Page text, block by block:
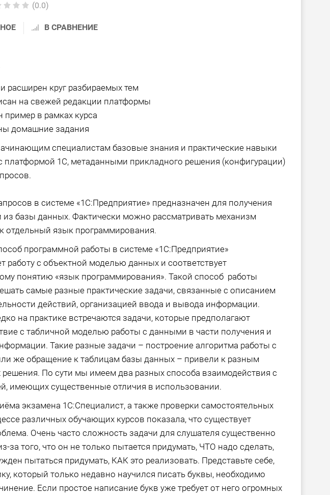
(0.0)
В СРАВНЕНИЕ
расширен круг разбираемых тем
на свежей редакции платформы
пример в рамках курса
домашние задания
специалистам базовые знания и практические навыки
платформой 1С, метаданными прикладного решения (конфигурации)
в системе «1С:Предприятие» предназначен для получения
базы данных. Фактически можно рассматривать механизм
отдельный язык программирования.
программной работы в системе «1С:Предприятие»
работу с объектной моделью данных и соответствует
понятию «язык программирования». Такой способ работы
самые разные практические задачи, связанные с описанием
действий, организацией ввода и вывода информации.
на практике встречаются задачи, которые предполагают
с табличной моделью работы с данными в части получения и
Такие разные задачи – построение алгоритма работы с
же обращение к таблицам базы данных – привели к разным
решения. По сути мы имеем два разных способа взаимодействия с
имеющих существенные отличия в использовании.
экзамена 1С:Специалист, а также проверки самостоятельных
различных обучающих курсов показала, что существует
Очень часто сложность задачи для слушателя существенно
за того, что он не только пытается придумать, ЧТО надо сделать,
пытаться придумать, КАК это реализовать. Представьте себе,
который только недавно научился писать буквы, необходимо
Если простое написание букв уже требует от него огромных